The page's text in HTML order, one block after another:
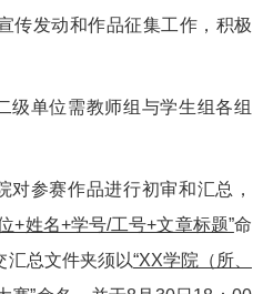
传发动和作品征集工作，积极
级单位需教师组与学生组各组
对参赛作品进行初审和汇总，
+姓名+学号/工号+文章标题”命
汇总文件夹须以“XX学院（所、